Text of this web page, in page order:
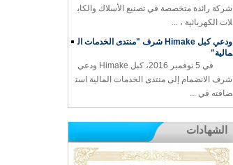
شركة رائدة متخصصة في تصنيع الأسلاك والكاب
لات الكهربائية ، ...
ودعي كبل Himake شرف "منتدى الخدمات ال
مالية"
في 5 نوفمبر 2016، كبل Himake ودعي
شرف الانضمام إلى منتدى الخدمات المالية است
ضافته في ...
الشهادات